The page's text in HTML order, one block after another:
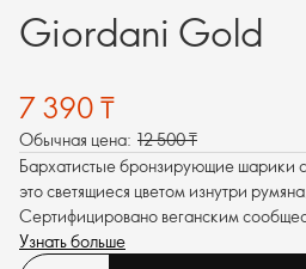
Giordani Gold
7 390 ₸
Обычная цена: 12 500 ₸
Бархатистые бронзирующие шарики
это светящиеся цветом изнутри
Сертифицировано веганским
Узнать больше